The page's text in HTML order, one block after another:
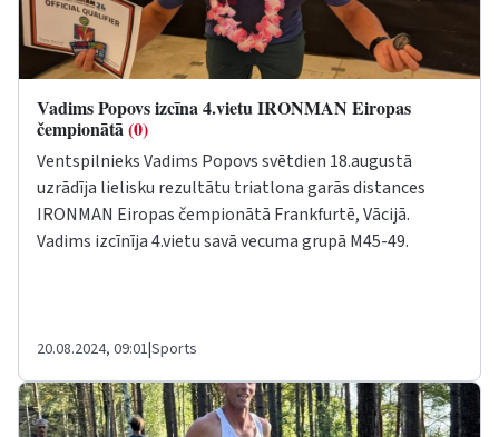
Vadims Popovs izcīna 4.vietu IRONMAN Eiropas
čempionātā(0)
Ventspilnieks Vadims Popovs svētdien 18.augustā
uzrādīja lielisku rezultātu triatlona garās distances
IRONMAN Eiropas čempionātā Frankfurtē, Vācijā.
Vadims izcīnīja 4.vietu savā vecuma grupā M45-49.
20.08.2024, 09:01|Sports